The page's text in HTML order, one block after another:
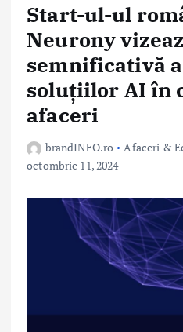
Start-ul-ul
Neurony
semnificativă
soluțiilor AI în
afaceri
brandINFO.ro Afaceri &
octombrie 11, 2024